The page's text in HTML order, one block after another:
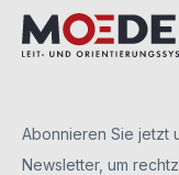
einen hochwertigen
Menschen mit
bietet. Die Montage
Abonnieren Sie jetzt
Newsletter, um